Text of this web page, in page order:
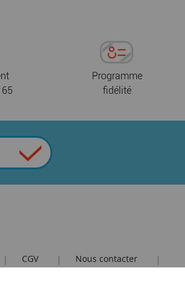
Programme
fidélité
| CGV | Nous contacter
|